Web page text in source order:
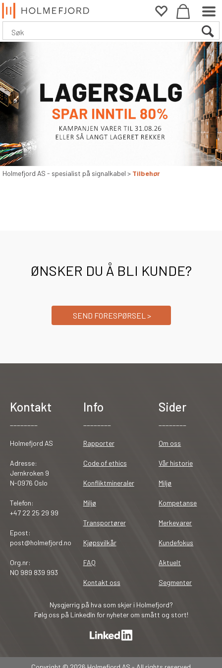
Holmefjord AS - spesialist på signalkabel>Tilbehør
ØNSKER DU Å BLI KUNDE?
SEND FORESPØRSEL >
Kontakt
Holmefjord AS
Adresse:
Jernkroken 9
N-0976 Oslo
Telefon:
+47 22 25 29 99
Epost:
post@holmefjord.no
Org.nr:
NO 989 839 993
Info
Rapporter
Code of ethics
Konfliktmineraler
Miljø
Transportører
Kjøpsvilkår
FAQ
Kontakt oss
Sider
Om oss
Vår historie
Miljø
Kompetanse
Merkevarer
Kundefokus
Aktuelt
Segmenter
Nysgjerrig på hva som skjer i Holmefjord?
Følg oss på LinkedIn for nyheter om smått og stort!